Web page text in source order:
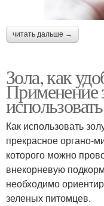
читать дальше →
Зола, как
Применение
использовать
Как использовать
прекрасное органо-
которого можно
внекорневую
необходимо
зеленых питомцев.